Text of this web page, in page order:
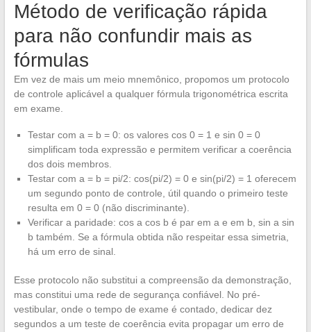
Método de verificação rápida
para não confundir mais as
fórmulas
Em vez de mais um meio mnemônico, propomos um protocolo
de controle aplicável a qualquer fórmula trigonométrica escrita
em exame.
Testar com a = b = 0: os valores cos 0 = 1 e sin 0 = 0
simplificam toda expressão e permitem verificar a coerência
dos dois membros.
Testar com a = b = pi/2: cos(pi/2) = 0 e sin(pi/2) = 1 oferecem
um segundo ponto de controle, útil quando o primeiro teste
resulta em 0 = 0 (não discriminante).
Verificar a paridade: cos a cos b é par em a e em b, sin a sin
b também. Se a fórmula obtida não respeitar essa simetria,
há um erro de sinal.
Esse protocolo não substitui a compreensão da demonstração,
mas constitui uma rede de segurança confiável. No pré-
vestibular, onde o tempo de exame é contado, dedicar dez
segundos a um teste de coerência evita propagar um erro de